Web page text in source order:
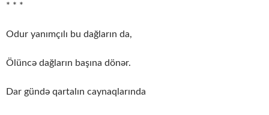
* * *
Odur yanımçılı bu dağların da,
Ölüncə dağların başına dönər.
Dar gündə qartalın caynaqlarında